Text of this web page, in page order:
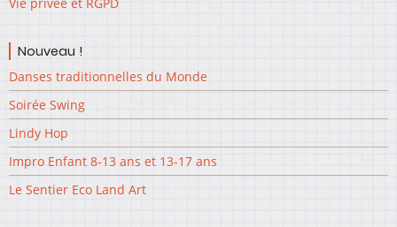
Vie privée et RGPD
Nouveau !
Danses traditionnelles du Monde
Soirée Swing
Lindy Hop
Impro Enfant 8-13 ans et 13-17 ans
Le Sentier Eco Land Art